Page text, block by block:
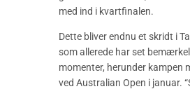
med ind i kvartfinalen.
Dette bliver endnu et skridt i
som allerede har set
momenter, herunder kampen
ved Australian Open i januar.